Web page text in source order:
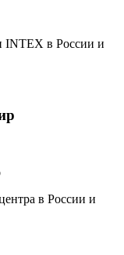
INTEX в России и
в России и